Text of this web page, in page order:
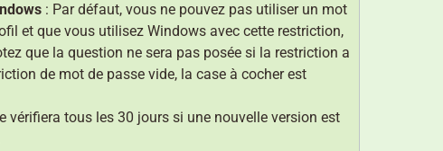
: Par défaut, vous ne pouvez pas utiliser un mot
et que vous utilisez Windows avec cette restriction,
que la question ne sera pas posée si la restriction a
de mot de passe vide, la case à cocher est
vérifiera tous les 30 jours si une nouvelle version est